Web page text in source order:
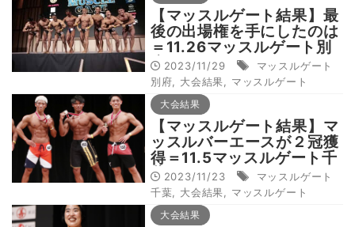
【マッスルゲート結果】最
後の出場権を手にしたのは
＝11.26マッスルゲート別
府2023/11/29
マッスルゲート
別府
大会結果 マッスルゲート
大会結果
【マッスルゲート結果】マ
ッスルバーエースが２冠獲
得＝11.5マッスルゲート千
葉2023/11/23
マッスルゲート
千葉
大会結果 マッスルゲート
大会結果